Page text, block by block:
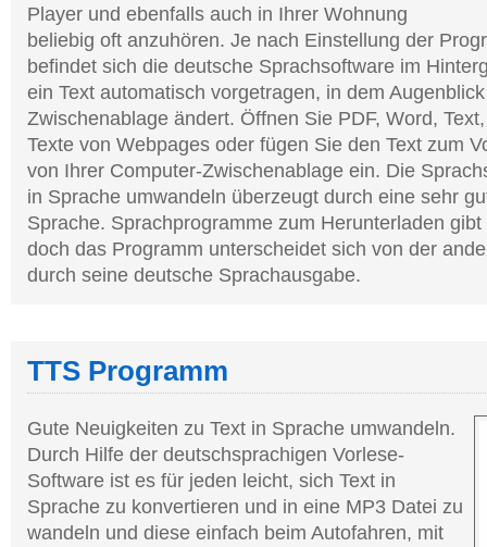
Player und ebenfalls auch in Ihrer Wohnung
beliebig oft anzuhören. Je nach Einstellung der
befindet sich die deutsche Sprachsoftware im
ein Text automatisch vorgetragen, in dem
Zwischenablage ändert. Öffnen Sie PDF, Word,
Texte von Webpages oder fügen Sie den Text zum
von Ihrer Computer-Zwischenablage ein. Die
in Sprache umwandeln überzeugt durch eine sehr
Sprache. Sprachprogramme zum Herunterladen
doch das Programm unterscheidet sich von der
durch seine deutsche Sprachausgabe.
TTS Programm
Gute Neuigkeiten zu Text in Sprache umwandeln.
Durch Hilfe der deutschsprachigen Vorlese-
Software ist es für jeden leicht, sich Text in
Sprache zu konvertieren und in eine MP3 Datei zu
wandeln und diese einfach beim Autofahren, mit